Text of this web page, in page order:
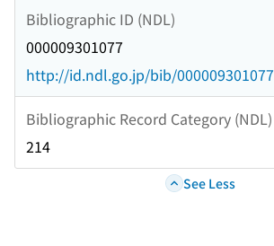
Bibliographic ID (NDL)
000009301077
http://id.ndl.go.jp/bib/000009301077
Bibliographic Record Category (NDL)
214
See Less